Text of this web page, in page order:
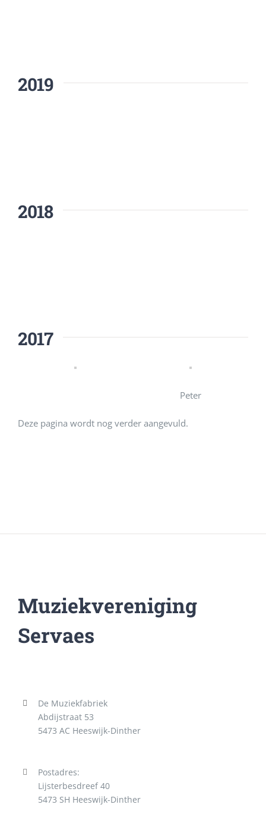
2019
2018
2017
Peter
Deze pagina wordt nog verder aangevuld.
Muziekvereniging
Servaes
De Muziekfabriek
Abdijstraat 53
5473 AC Heeswijk-Dinther
Postadres:
Lijsterbesdreef 40
5473 SH Heeswijk-Dinther